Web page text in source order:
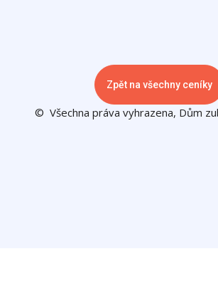
Zpět na všechny ceníky
© Všechna práva vyhrazena, Dům